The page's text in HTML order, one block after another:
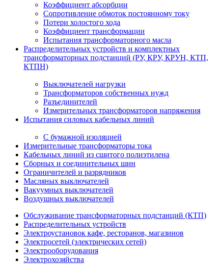
Коэффициент абсорбции
Сопротивление обмоток постоянному току
Потери холостого хода
Коэффициент трансформации
Испытания трансформаторного масла
Распределительных устройств и комплектных
трансформаторных подстанций (РУ, КРУ, КРУН, КТП,
КТПН)
Выключателей нагрузки
Трансформаторов собственных нужд
Разъединителей
Измерительных трансформаторов напряжения
Испытания силовых кабельных линий
С бумажной изоляцией
Измерительные трансформаторы тока
Кабельных линий из сшитого полиэтилена
Сборных и соединительных шин
Ограничителей и разрядников
Масляных выключателей
Вакуумных выключателей
Воздушных выключателей
Обслуживание трансформаторных подстанций (КТП)
Распределительных устройств
Электроустановок кафе, ресторанов, магазинов
Электросетей (электрических сетей)
Электрооборудования
Электрохозяйства